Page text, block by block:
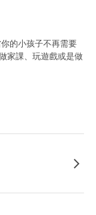
的小孩子不再需要
家課、玩遊戲或是做